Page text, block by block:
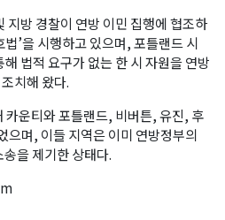
지방 경찰이 연방 이민 집행에 협조하
’을 시행하고 있으며, 포틀랜드 시
법적 요구가 없는 한 시 자원을 연방
치해 왔다.
카운티와 포틀랜드, 비버튼, 유진, 후
으며, 이들 지역은 이미 연방정부의
을 제기한 상태다.